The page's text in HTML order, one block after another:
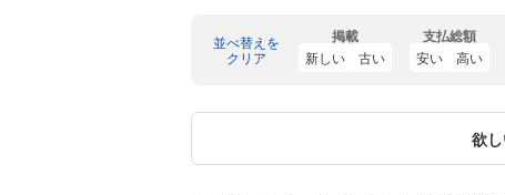
並べ替えを
クリア
掲載
新しい 古い
支払総額
安い 高い
欲